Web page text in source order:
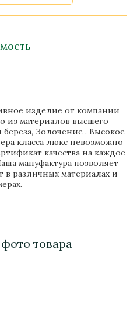
изделие от компании
из материалов высшего
береза, Золочение . Высокое
класса люкс невозможно
качества на каждое
мануфактура позволяет
различных материалах и
товара